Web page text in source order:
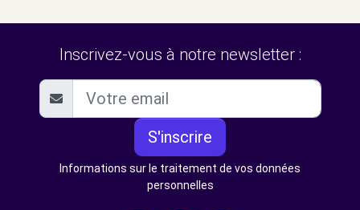
Inscrivez-vous à notre newsletter :
S'inscrire
Informations sur le traitement de vos données
personnelles